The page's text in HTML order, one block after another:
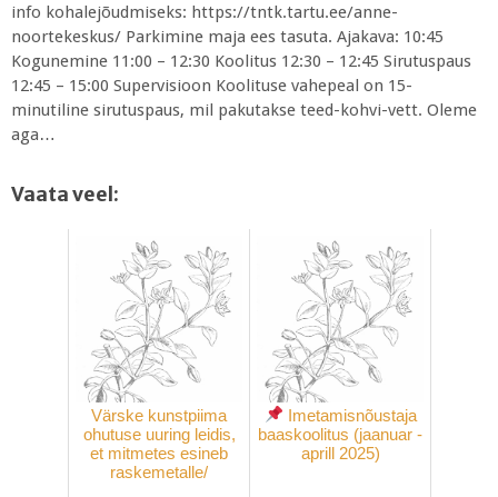
info kohalejõudmiseks: https://tntk.tartu.ee/anne-
noortekeskus/ Parkimine maja ees tasuta. Ajakava: 10:45
Kogunemine 11:00 – 12:30 Koolitus 12:30 – 12:45 Sirutuspaus
12:45 – 15:00 Supervisioon Koolituse vahepeal on 15-
minutiline sirutuspaus, mil pakutakse teed-kohvi-vett. Oleme
aga…
Vaata veel:
Värske kunstpiima
ohutuse uuring leidis,
et mitmetes esineb
raskemetalle/
Imetamisnõustaja
baaskoolitus (jaanuar -
aprill 2025)